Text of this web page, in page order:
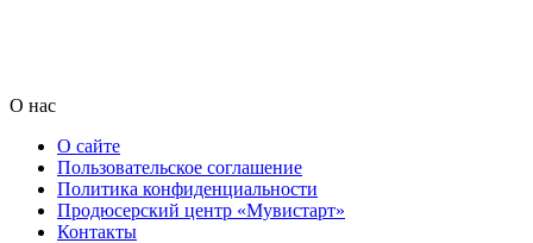
О нас
О сайте
Пользовательское соглашение
Политика конфиденциальности
Продюсерский центр «Мувистарт»
Контакты